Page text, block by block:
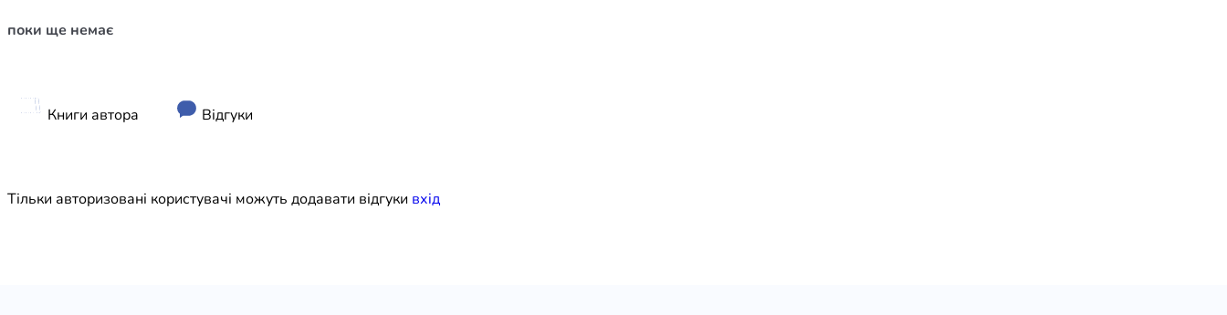
Художня література
поки ще немає
Книги автора Відгуки
Тільки авторизовані користувачі можуть додавати відгуки вхiд